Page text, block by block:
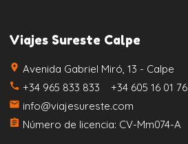
Viajes Sureste Calpe
place Avenida Gabriel Miró, 13 - Calpe
call +34 965 833 833 +34 605 16 01 76
email info@viajesureste.com
assignment Número de licencia: CV-Mm074-A